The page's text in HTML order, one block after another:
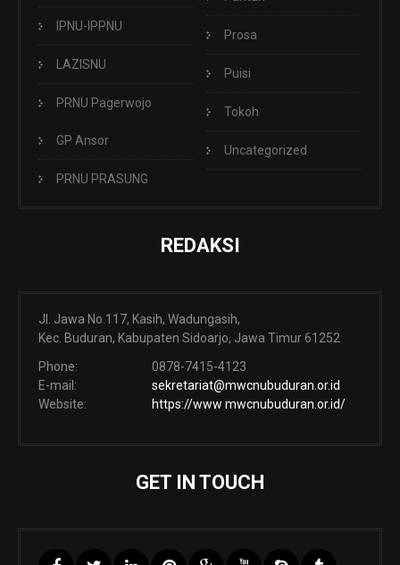
IPNU-IPPNU
LAZISNU
PRNU Pagerwojo
GP Ansor
PRNU PRASUNG
Prosa
Puisi
Tokoh
Uncategorized
REDAKSI
Jl. Jawa No.117, Kasih, Wadungasih,
Kec. Buduran, Kabupaten Sidoarjo, Jawa Timur 61252
Phone:
0878-7415-4123
E-mail:
sekretariat@mwcnubuduran.or.id
Website:
https://www mwcnubuduran.or.id/
GET IN TOUCH